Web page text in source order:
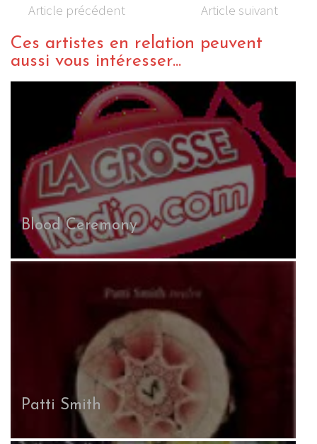
Article précédent Article suivant
Ces artistes en relation peuvent
aussi vous intéresser...
Blood Ceremony
Patti Smith